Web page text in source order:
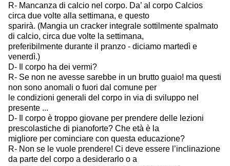
R- Mancanza di calcio nel corpo. Da’ al corpo Calcios
circa due volte alla settimana, e questo
sparirà. (Mangia un cracker integrale sottilmente spalmato
di calcio, circa due volte la settimana,
preferibilmente durante il pranzo - diciamo martedì e
venerdì.)
D- Il corpo ha dei vermi?
R- Se non ne avesse sarebbe in un brutto guaio! ma questi
non sono anomali o fuori dal comune per
le condizioni generali del corpo in via di sviluppo nel
presente ...
D- Il corpo è troppo giovane per prendere delle lezioni
prescolastiche di pianoforte? Che età è la
migliore per cominciare con questa educazione?
R- Non se le vuole prendere! Ci deve essere l’inclinazione
da parte del corpo a desiderarlo o a